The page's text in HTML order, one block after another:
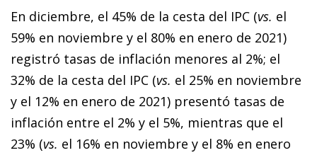
En diciembre, el 45% de la cesta del IPC (vs. el
59% en noviembre y el 80% en enero de 2021)
registró tasas de inflación menores al 2%; el
32% de la cesta del IPC (vs. el 25% en noviembre
y el 12% en enero de 2021) presentó tasas de
inflación entre el 2% y el 5%, mientras que el
23% (vs. el 16% en noviembre y el 8% en enero